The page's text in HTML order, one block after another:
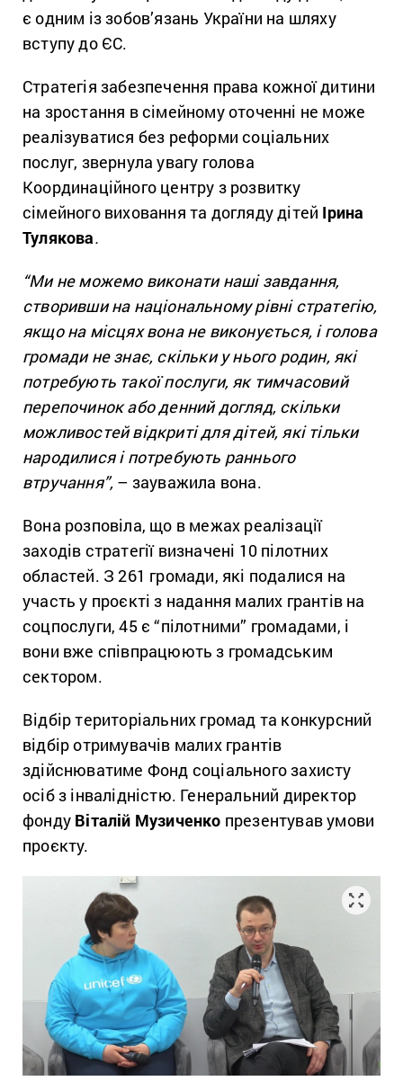
є одним із зобов’язань України на шляху
вступу до ЄС.
Стратегія забезпечення права кожної дитини
на зростання в сімейному оточенні не може
реалізуватися без реформи соціальних
послуг, звернула увагу голова
Координаційного центру з розвитку
сімейного виховання та догляду дітей Ірина
Тулякова.
“Ми не можемо виконати наші завдання,
створивши на національному рівні стратегію,
якщо на місцях вона не виконується, і голова
громади не знає, скільки у нього родин, які
потребують такої послуги, як тимчасовий
перепочинок або денний догляд, скільки
можливостей відкриті для дітей, які тільки
народилися і потребують раннього
втручання”, – зауважила вона.
Вона розповіла, що в межах реалізації
заходів стратегії визначені 10 пілотних
областей. З 261 громади, які подалися на
участь у проєкті з надання малих грантів на
соцпослуги, 45 є “пілотними” громадами, і
вони вже співпрацюють з громадським
сектором.
Відбір територіальних громад та конкурсний
відбір отримувачів малих грантів
здійснюватиме Фонд соціального захисту
осіб з інвалідністю. Генеральний директор
фонду Віталій Музиченко презентував умови
проєкту.